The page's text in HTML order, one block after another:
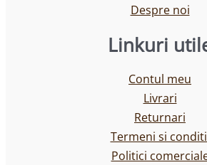
Despre noi
Linkuri
Contul meu
Livrari
Returnari
Termeni si
Politici